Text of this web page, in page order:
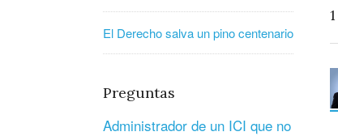
1
El Derecho salva un pino centenario
Preguntas
Administrador de un ICI que no